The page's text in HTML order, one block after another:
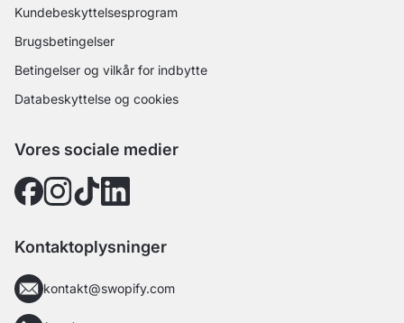
Kundebeskyttelsesprogram
Brugsbetingelser
Betingelser og vilkår for indbytte
Databeskyttelse og cookies
Vores sociale medier
Kontaktoplysninger
kontakt@swopify.com